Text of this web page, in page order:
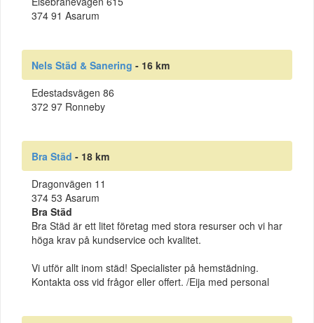
374 91 Asarum
Nels Städ & Sanering - 16 km
Edestadsvägen 86
372 97 Ronneby
Bra Städ - 18 km
Dragonvägen 11
374 53 Asarum
Bra Städ
Bra Städ är ett litet företag med stora resurser och vi har
höga krav på kundservice och kvalitet.
Vi utför allt inom städ! Specialister på hemstädning.
Kontakta oss vid frågor eller offert. /Eija med personal